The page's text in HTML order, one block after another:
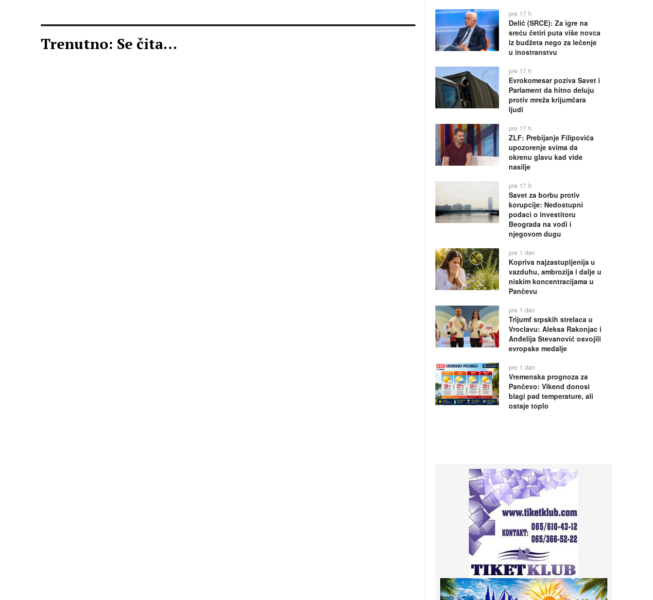
Trenutno: Se čita...
pre 17 h
Delić (SRCE): Za igre na
sreću četiri puta više novca
iz budžeta nego za lečenje
u inostranstvu
pre 17 h
Evrokomesar poziva Savet i
Parlament da hitno deluju
protiv mreža krijumčara
ljudi
pre 17 h
ZLF: Prebijanje Filipovića
upozorenje svima da
okrenu glavu kad vide
nasilje
pre 17 h
Savet za borbu protiv
korupcije: Nedostupni
podaci o investitoru
Beograda na vodi i
njegovom dugu
pre 1 dan
Kopriva najzastupljenija u
vazduhu, ambrozija i dalje u
niskim koncentracijama u
Pančevu
pre 1 dan
Trijumf srpskih strelaca u
Vroclavu: Aleksa Rakonjac i
Anđelija Stevanović osvojili
evropske medalje
pre 1 dan
Vremenska prognoza za
Pančevo: Vikend donosi
blagi pad temperature, ali
ostaje toplo